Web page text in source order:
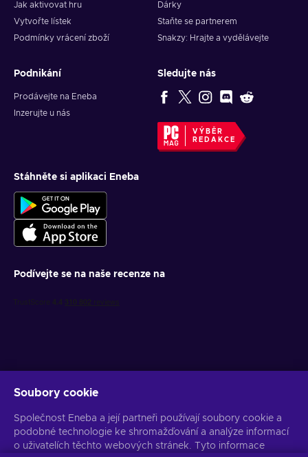
Jak aktivovat hru
Vytvořte lístek
Podmínky vrácení zboží
Dárky
Staňte se partnerem
Snakzy: Hrajte a vydělávejte
Podnikání
Prodávejte na Eneba
Inzerujte u nás
Sledujte nás
VÝBĚR
REDAKCE
Stáhněte si aplikaci Eneba
Podívejte se na naše recenze na
Získejte personalizované nabídky her
Předplatit
Z odběru se můžete kdykoli odhlásit. Více informací naleznete v
Soubory cookie
Společnost Eneba a její partneři používají soubory cookie a
podobné technologie ke shromažďování a analýze informací
o uživatelích těchto webových stránek. Tyto informace